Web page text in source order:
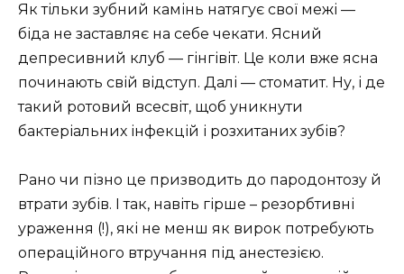
Як тільки зубний камінь натягує свої межі —
біда не заставляє на себе чекати. Ясний
депресивний клуб — гінгівіт. Це коли вже ясна
починають свій відступ. Далі — стоматит. Ну, і де
такий ротовий всесвіт, щоб уникнути
бактеріальних інфекцій і розхитаних зубів?
Рано чи пізно це призводить до пародонтозу й
втрати зубів. І так, навіть гірше – резорбтивні
ураження (!), які не менш як вирок потребують
операційного втручання під анестезією.